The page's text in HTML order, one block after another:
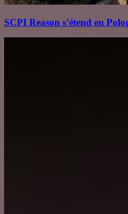
SCPI Reason s’étend en